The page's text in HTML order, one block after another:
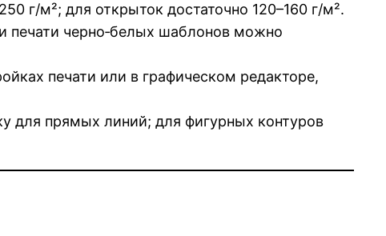
г/м²; для открыток достаточно 120–160 г/м².
печати черно‑белых шаблонов можно
печати или в графическом редакторе,
для прямых линий; для фигурных контуров